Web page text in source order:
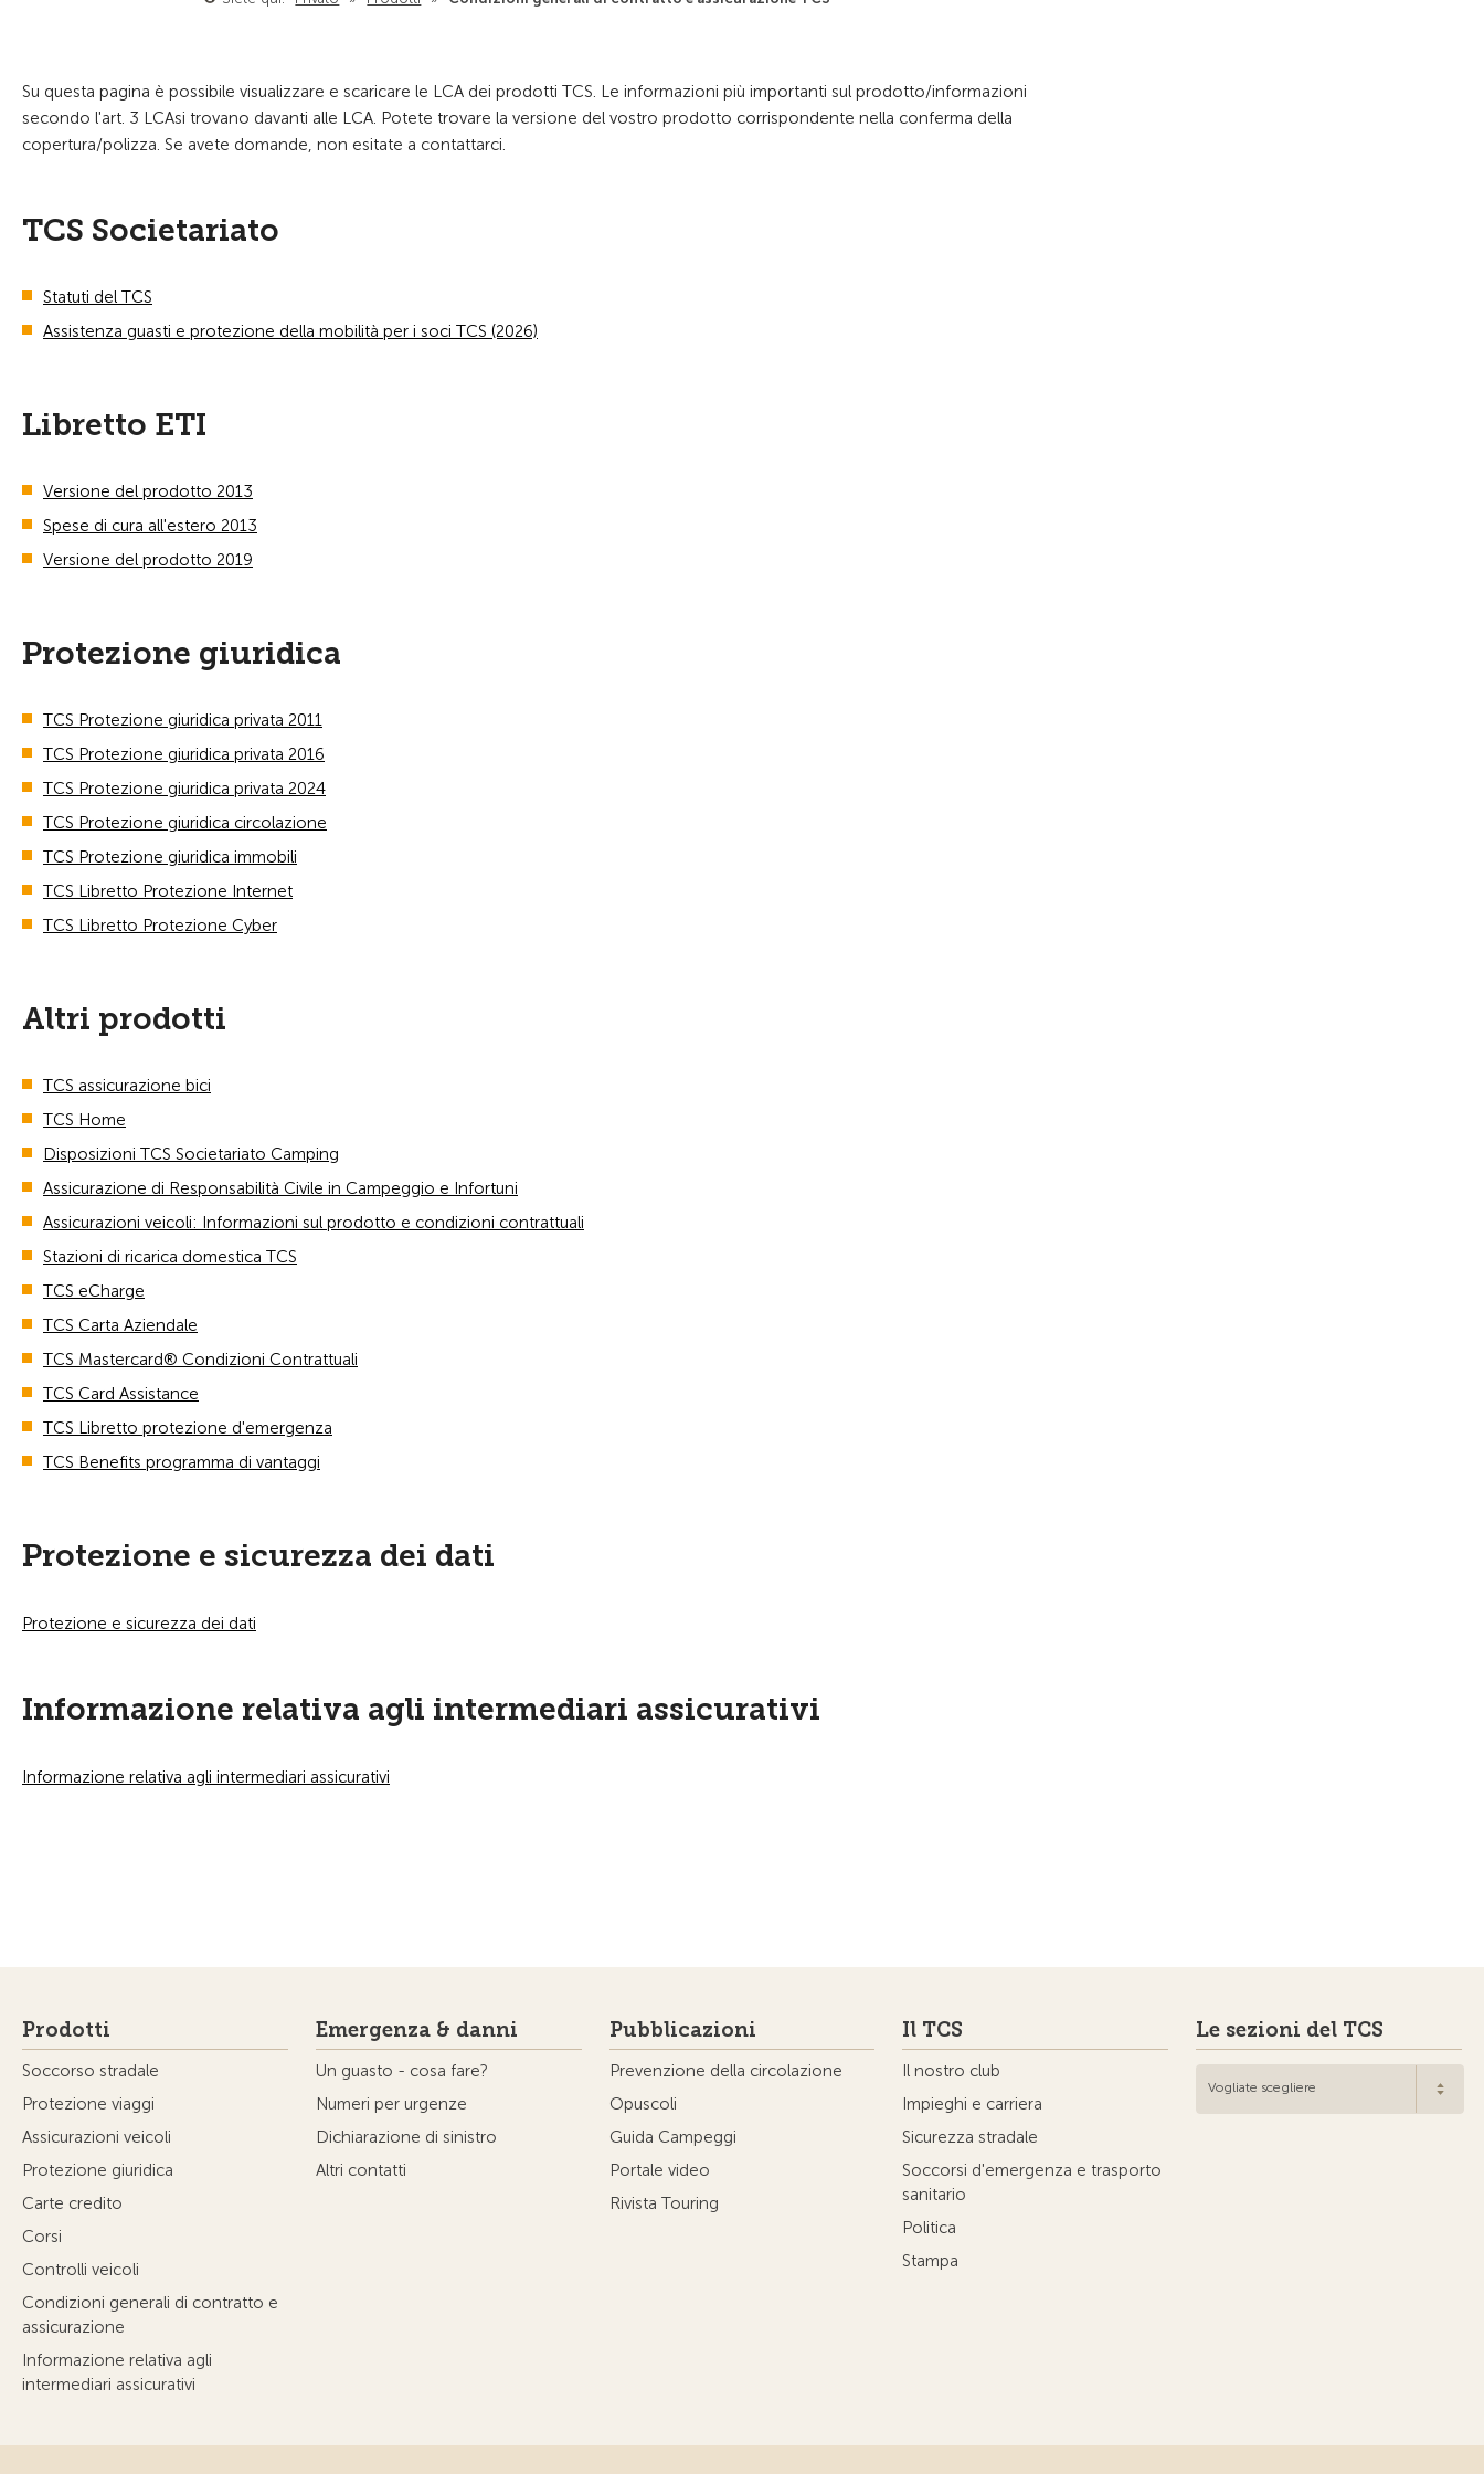
Su questa pagina è possibile visualizzare e scaricare le LCA dei prodotti TCS. Le informazioni più importanti sul prodotto/informazioni
secondo l'art. 3 LCAsi trovano davanti alle LCA. Potete trovare la versione del vostro prodotto corrispondente nella conferma della
copertura/polizza. Se avete domande, non esitate a contattarci.
TCS Societariato
Statuti del TCS
Assistenza guasti e protezione della mobilità per i soci TCS (2026)
Libretto ETI
Versione del prodotto 2013
Spese di cura all'estero 2013
Versione del prodotto 2019
Protezione giuridica
TCS Protezione giuridica privata 2011
TCS Protezione giuridica privata 2016
TCS Protezione giuridica privata 2024
TCS Protezione giuridica circolazione
TCS Protezione giuridica immobili
TCS Libretto Protezione Internet
TCS Libretto Protezione Cyber
Altri prodotti
TCS assicurazione bici
TCS Home
Disposizioni TCS Societariato Camping
Assicurazione di Responsabilità Civile in Campeggio e Infortuni
Assicurazioni veicoli: Informazioni sul prodotto e condizioni contrattuali
Stazioni di ricarica domestica TCS
TCS eCharge
TCS Carta Aziendale
TCS Mastercard® Condizioni Contrattuali
TCS Card Assistance
TCS Libretto protezione d'emergenza
TCS Benefits programma di vantaggi
Protezione e sicurezza dei dati
Protezione e sicurezza dei dati
Informazione relativa agli intermediari assicurativi
Informazione relativa agli intermediari assicurativi
Prodotti
Soccorso stradale
Protezione viaggi
Assicurazioni veicoli
Protezione giuridica
Carte credito
Corsi
Controlli veicoli
Condizioni generali di contratto e
assicurazione
Informazione relativa agli
intermediari assicurativi
Emergenza & danni
Un guasto - cosa fare?
Numeri per urgenze
Dichiarazione di sinistro
Altri contatti
Pubblicazioni
Prevenzione della circolazione
Opuscoli
Guida Campeggi
Portale video
Rivista Touring
Il TCS
Il nostro club
Impieghi e carriera
Sicurezza stradale
Soccorsi d'emergenza e trasporto
sanitario
Politica
Stampa
Le sezioni del TCS
Vogliate scegliere